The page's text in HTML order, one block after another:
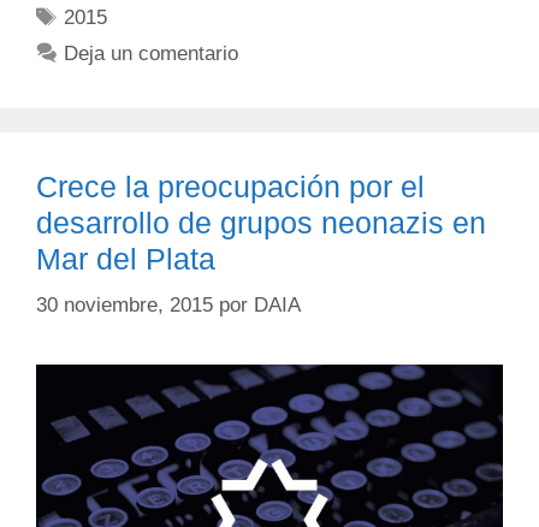
2015
Deja un comentario
Crece la preocupación por el
desarrollo de grupos neonazis en
Mar del Plata
30 noviembre, 2015 por DAIA